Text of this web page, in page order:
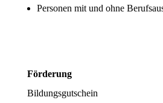
Personen mit und ohne
Förderung
Bildungsgutschein